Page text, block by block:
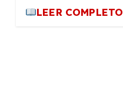
LEER COMPLETO